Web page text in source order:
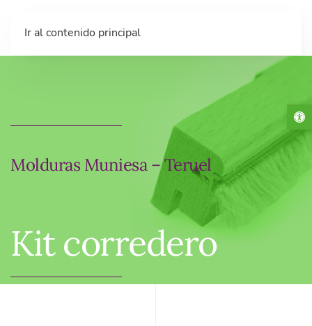
Ir al contenido principal
Molduras Muniesa – Teruel
Kit corredero